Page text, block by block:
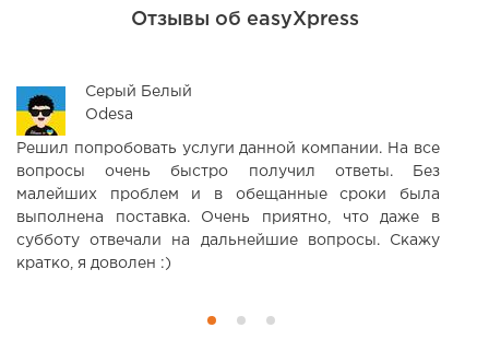
Отзывы об easyXpress
Серый Белый
Odesa
Решил попробовать услуги данной компании. На все
вопросы очень быстро получил ответы. Без
малейших проблем и в обещанные сроки была
выполнена поставка. Очень приятно, что даже в
субботу отвечали на дальнейшие вопросы. Скажу
кратко, я доволен :)